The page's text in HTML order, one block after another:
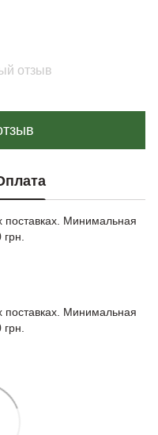
отзыв
поставках. Минимальная
поставках. Минимальная
грн.